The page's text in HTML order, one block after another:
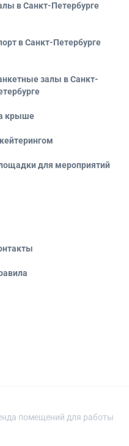
в Санкт-Петербурге
в Санкт-Петербурге
залы в Санкт-
крыше
для мероприятий
помещений для работы